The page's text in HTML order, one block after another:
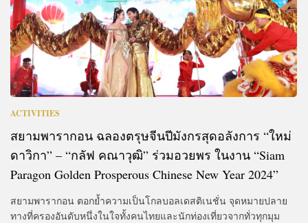
ACTIVITIES
สยามพารากอน ฉลองตรุษจีนปีมังกรสุดอลังการ “ใหม่
ดาวิกา” – “กลัฟ คณาวุฒิ” ร่วมอวยพร ในงาน “Siam
Paragon Golden Prosperous Chinese New Year 2024”
สยามพารากอน ตอกย้ำความเป็นโกลบอลเดสติเนชั่น จุดหมายปลาย
ทางที่ครองอันดับหนึ่งในใจทั้งคนไทยและนักท่องเที่ยวจากทั่วทุกมุม